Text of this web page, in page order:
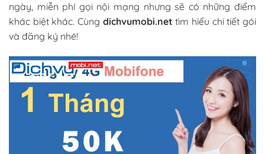
ngày, miễn phí gọi nội mạng nhưng sẽ có những điểm
khác biệt khác. Cùng dichvumobi.net tìm hiểu chi tiết gói
và đăng ký nhé!